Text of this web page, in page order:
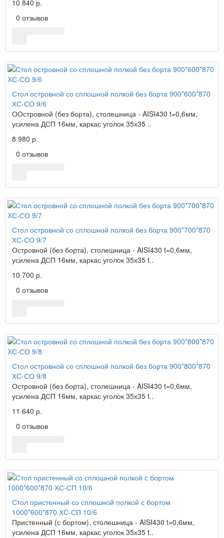
10 840 р.
0 отзывов
Стол островной со сплошной полкой без борта 900*600*870
ХС-СО 9/6
ООстровной (без борта), столешница - AISI430 t=0,6мм,
усилена ДСП 16мм, каркас уголок 35х35 ..
8 980 р.
0 отзывов
Стол островной со сплошной полкой без борта 900*700*870
ХС-СО 9/7
Островной (без борта), столешница - AISI430 t=0,6мм,
усилена ДСП 16мм, каркас уголок 35х35 t..
10 700 р.
0 отзывов
Стол островной со сплошной полкой без борта 900*800*870
ХС-СО 9/8
Островной (без борта), столешница - AISI430 t=0,6мм,
усилена ДСП 16мм, каркас уголок 35х35 t..
11 640 р.
0 отзывов
Стол пристенный со сплошной полкой с бортом
1000*600*870 ХС-СП 10/6
Пристенный (с бортом), столешница - AISI430 t=0,6мм,
усилена ДСП 16мм, каркас уголок 35х35 t..